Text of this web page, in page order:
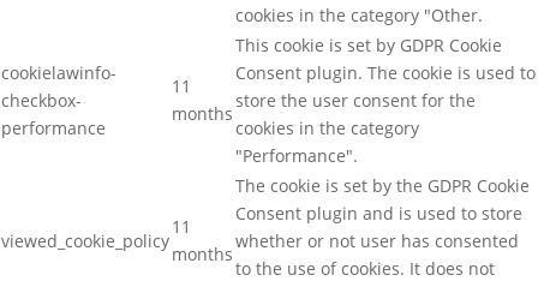
cookies in the category "Other.
cookielawinfo-
checkbox-
performance
11
months
This cookie is set by GDPR Cookie
Consent plugin. The cookie is used to
store the user consent for the
cookies in the category
"Performance".
viewed_cookie_policy
11
months
The cookie is set by the GDPR Cookie
Consent plugin and is used to store
whether or not user has consented
to the use of cookies. It does not